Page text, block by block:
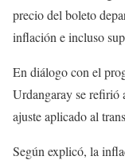
precio del boleto
inflación e incluso
En diálogo con el
Urdangaray se refirió
ajuste aplicado al
Según explicó, la